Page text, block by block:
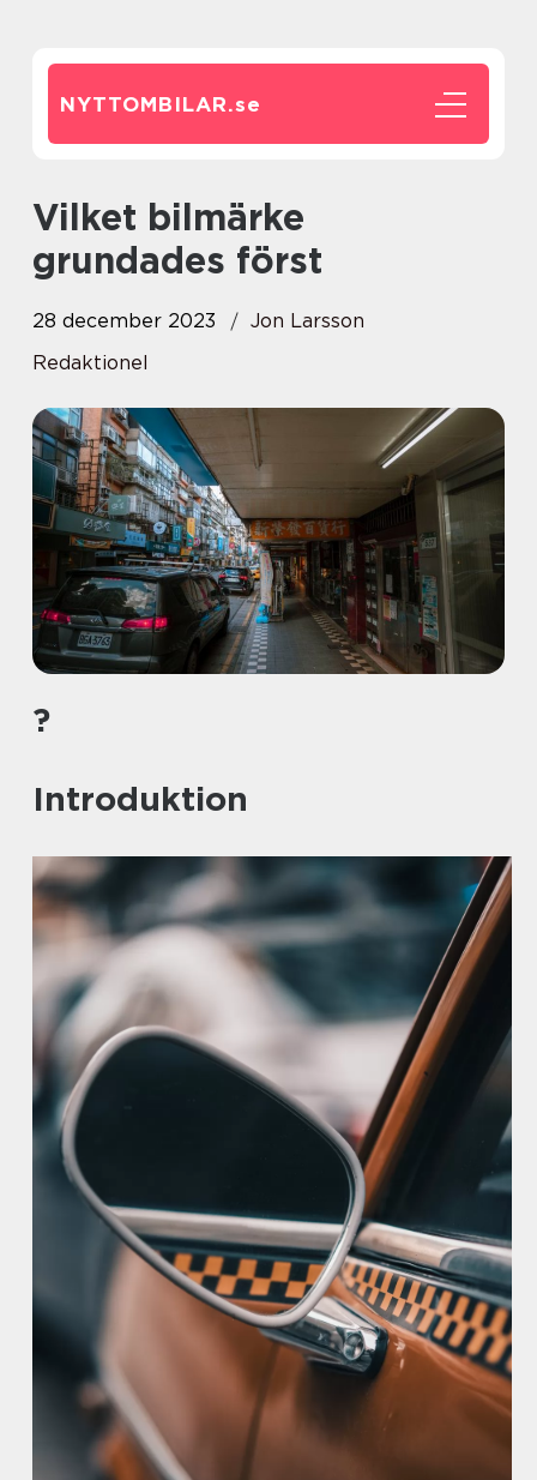
NYTTOMBILAR.se
Vilket bilmärke
grundades först
28 december 2023
Jon Larsson
Redaktionel
?
Introduktion